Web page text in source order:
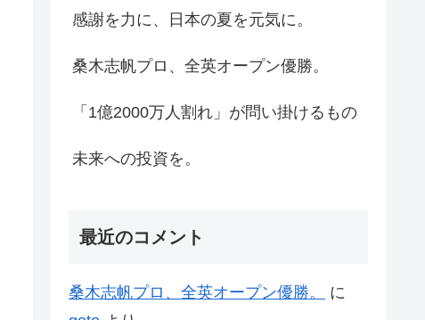
感謝を力に、日本の夏を元気に。
桑木志帆プロ、全英オープン優勝。
「1億2000万人割れ」が問い掛けるもの
未来への投資を。
最近のコメント
桑木志帆プロ、全英オープン優勝。
に